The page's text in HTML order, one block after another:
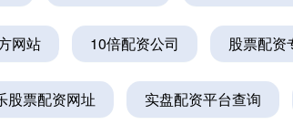
网站 10倍配资公司 股票配资
股票配资网址 实盘配资平台查询